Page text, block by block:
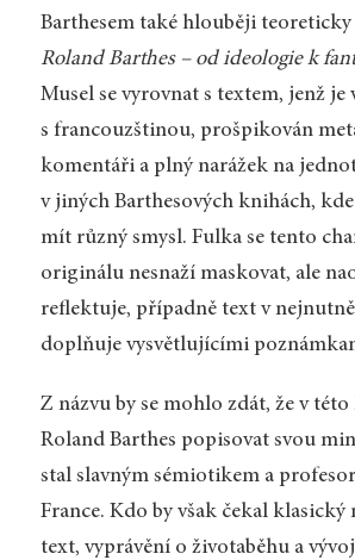
Barthesem také hlouběji teoreticky
Roland Barthes – od ideologie k
Musel se vyrovnat s textem, jenž je
s francouzštinou, prošpikován
komentáři a plný narážek na
v jiných Barthesových knihách,
mít různý smysl. Fulka se tento
originálu nesnaží maskovat, ale
reflektuje, případně text v
doplňuje vysvětlujícími
Z názvu by se mohlo zdát, že v
Roland Barthes popisovat svou
stal slavným sémiotikem a
France. Kdo by však čekal klasický
text, vyprávění o životaběhu a